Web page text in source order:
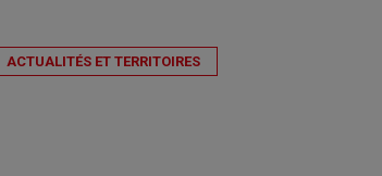
ACTUALITÉS ET TERRITOIRES